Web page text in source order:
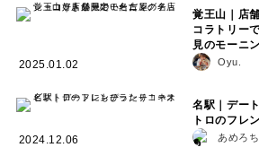
2025.01.02
覚王山｜店
コラトリー
見のモーニ
Oyu.
2024.12.06
名駅｜デー
トロのフレ
あめろ